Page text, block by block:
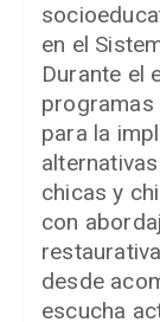
en el
Durante el
programas
para la
chicas y
con
desde
escucha